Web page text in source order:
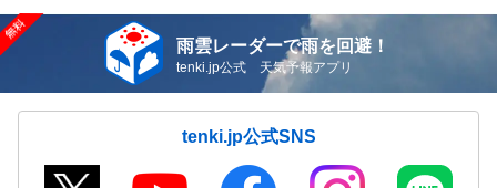
雨雲レーダーで雨を回避！
tenki.jp公式 天気予報アプリ
tenki.jp公式SNS